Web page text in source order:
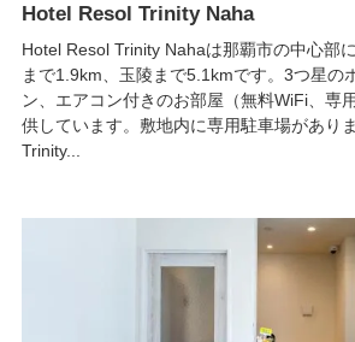
Hotel Resol Trinity Naha
Hotel Resol Trinity Nahaは那覇市の中心部
まで1.9km、玉陵まで5.1kmです。3つ星の
ン、エアコン付きのお部屋（無料WiFi、専
供しています。敷地内に専用駐車場があり
Trinity...